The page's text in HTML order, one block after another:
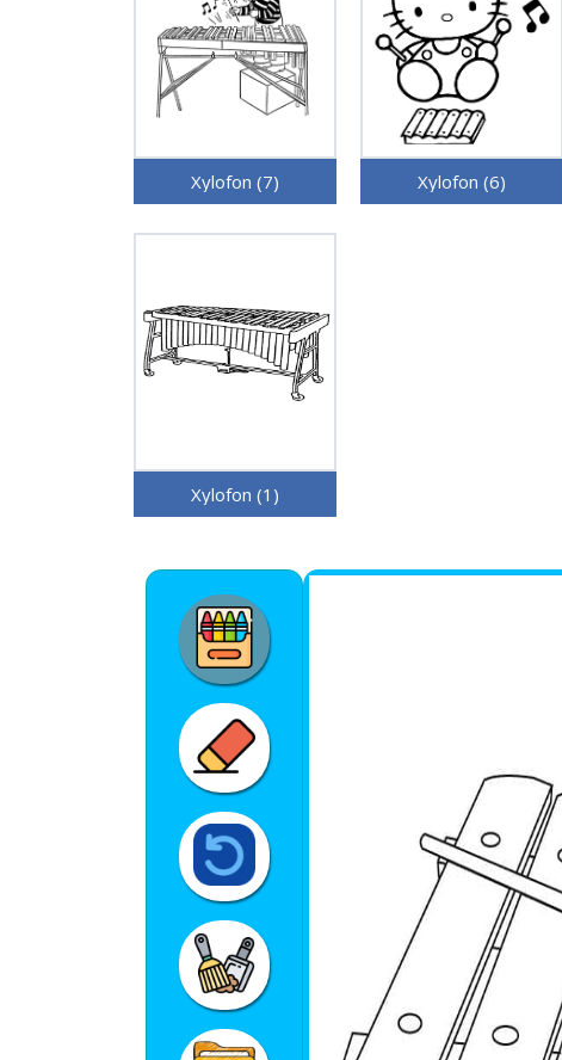
Xylofon (7) Xylofon (6)
Xylofon (1)